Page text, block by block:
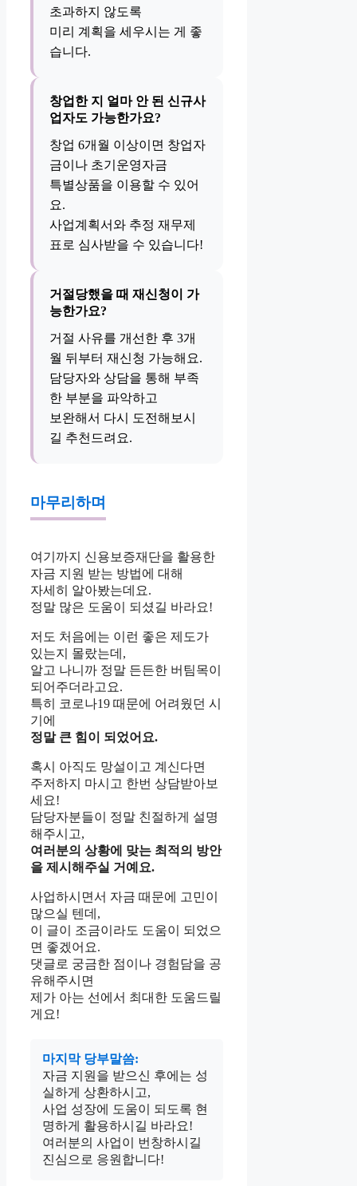
초과하지 않도록
미리 계획을 세우시는 게 좋
습니다.
창업한 지 얼마 안 된 신규사
업자도 가능한가요?
창업 6개월 이상이면 창업자
금이나 초기운영자금
특별상품을 이용할 수 있어
요.
사업계획서와 추정 재무제
표로 심사받을 수 있습니다!
거절당했을 때 재신청이 가
능한가요?
거절 사유를 개선한 후 3개
월 뒤부터 재신청 가능해요.
담당자와 상담을 통해 부족
한 부분을 파악하고
보완해서 다시 도전해보시
길 추천드려요.
마무리하며
여기까지 신용보증재단을 활용한
자금 지원 받는 방법에 대해
자세히 알아봤는데요.
정말 많은 도움이 되셨길 바라요!
저도 처음에는 이런 좋은 제도가
있는지 몰랐는데,
알고 나니까 정말 든든한 버팀목이
되어주더라고요.
특히 코로나19 때문에 어려웠던 시
기에
정말 큰 힘이 되었어요.
혹시 아직도 망설이고 계신다면
주저하지 마시고 한번 상담받아보
세요!
담당자분들이 정말 친절하게 설명
해주시고,
여러분의 상황에 맞는 최적의 방안
을 제시해주실 거예요.
사업하시면서 자금 때문에 고민이
많으실 텐데,
이 글이 조금이라도 도움이 되었으
면 좋겠어요.
댓글로 궁금한 점이나 경험담을 공
유해주시면
제가 아는 선에서 최대한 도움드릴
게요!
마지막 당부말씀:
자금 지원을 받으신 후에는 성
실하게 상환하시고,
사업 성장에 도움이 되도록 현
명하게 활용하시길 바라요!
여러분의 사업이 번창하시길
진심으로 응원합니다!